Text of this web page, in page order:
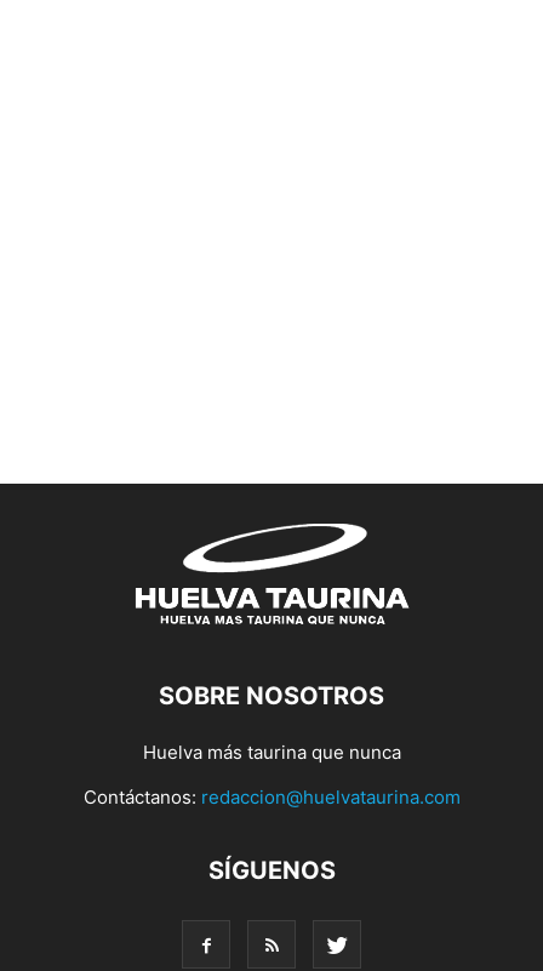
SOBRE NOSOTROS
Huelva más taurina que nunca
Contáctanos: redaccion@huelvataurina.com
SÍGUENOS